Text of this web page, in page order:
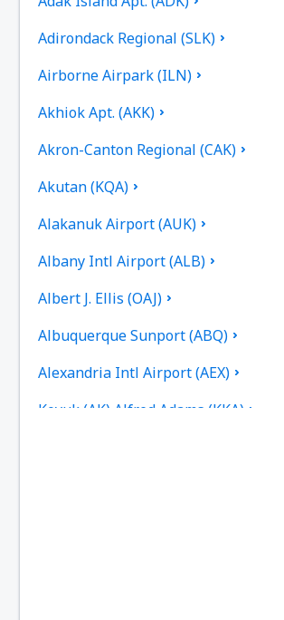
Adirondack Regional (SLK)
Airborne Airpark (ILN)
Akhiok Apt. (AKK)
Akron-Canton Regional (CAK)
Akutan (KQA)
Alakanuk Airport (AUK)
Albany Intl Airport (ALB)
Albert J. Ellis (OAJ)
Albuquerque Sunport (ABQ)
Alexandria Intl Airport (AEX)
Koyuk (AK) Alfred Adams (KKA)